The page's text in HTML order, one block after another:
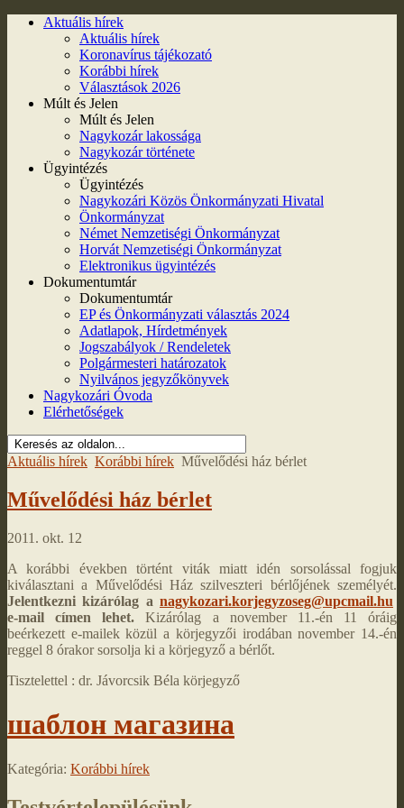
Aktuális hírek
Aktuális hírek
Koronavírus tájékozató
Korábbi hírek
Választások 2026
Múlt és Jelen
Múlt és Jelen
Nagykozár lakossága
Nagykozár története
Ügyintézés
Ügyintézés
Nagykozári Közös Önkormányzati Hivatal
Önkormányzat
Német Nemzetiségi Önkormányzat
Horvát Nemzetiségi Önkormányzat
Elektronikus ügyintézés
Dokumentumtár
Dokumentumtár
EP és Önkormányzati választás 2024
Adatlapok, Hírdetmények
Jogszabályok / Rendeletek
Polgármesteri határozatok
Nyilvános jegyzőkönyvek
Nagykozári Óvoda
Elérhetőségek
Aktuális hírek Korábbi hírek Művelődési ház bérlet
Művelődési ház bérlet
2011. okt. 12
A korábbi években történt viták miatt idén sorsolással fogjuk
kiválasztani a Művelődési Ház szilveszteri bérlőjének személyét.
Jelentkezni kizárólag a nagykozari.korjegyzoseg@upcmail.hu
e-mail címen lehet. Kizárólag a november 11.-én 11 óráig
beérkezett e-mailek közül a körjegyzői irodában november 14.-én
reggel 8 órakor sorsolja ki a körjegyző a bérlőt.
Tisztelettel : dr. Jávorcsik Béla körjegyző
шаблон магазина
Kategória: Korábbi hírek